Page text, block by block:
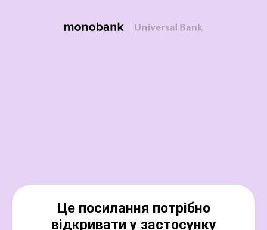
Це посилання потрібно
відкривати у застосунку